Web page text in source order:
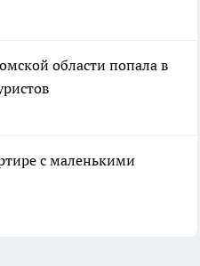
области попала в
с маленькими